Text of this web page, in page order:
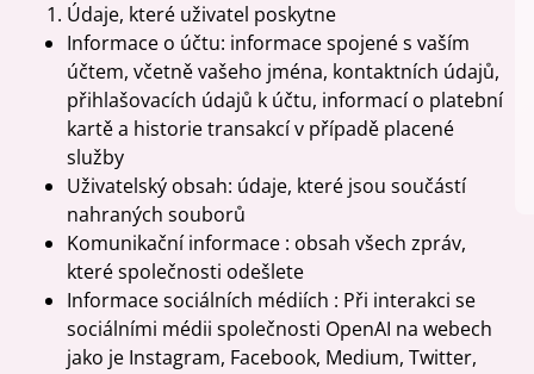
Údaje, které uživatel poskytne
Informace o účtu: informace spojené s vaším
účtem, včetně vašeho jména, kontaktních údajů,
přihlašovacích údajů k účtu, informací o platební
kartě a historie transakcí v případě placené
služby
Uživatelský obsah: údaje, které jsou součástí
nahraných souborů
Komunikační informace : obsah všech zpráv,
které společnosti odešlete
Informace sociálních médiích : Při interakci se
sociálními médii společnosti OpenAI na webech
jako je Instagram, Facebook, Medium, Twitter,